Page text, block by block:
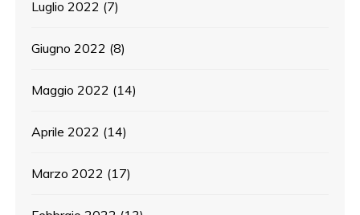
Luglio 2022 (7)
Giugno 2022 (8)
Maggio 2022 (14)
Aprile 2022 (14)
Marzo 2022 (17)